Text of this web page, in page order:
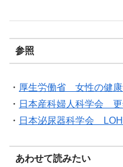
参照
・ 厚生労働省 女性の健康
・ 日本産科婦人科学会
・ 日本泌尿器科学会 LOH
あわせて読みたい